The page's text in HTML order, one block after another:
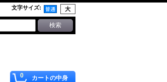
文字サイズ:
0 カートの中身